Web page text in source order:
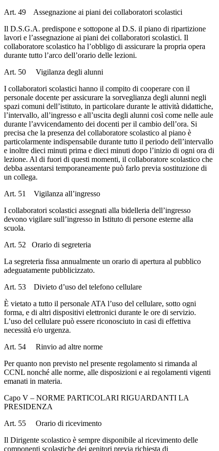
Art. 49 Assegnazione ai piani dei collaboratori scolastici
Il D.S.G.A. predispone e sottopone al D.S. il piano di ripartizione
lavori e l’assegnazione ai piani dei collaboratori scolastici. Il
collaboratore scolastico ha l’obbligo di assicurare la propria opera
durante tutto l’arco dell’orario delle lezioni.
Art. 50 Vigilanza degli alunni
I collaboratori scolastici hanno il compito di cooperare con il
personale docente per assicurare la sorveglianza degli alunni negli
spazi comuni dell’istituto, in particolare durante le attività didattiche,
l’intervallo, all’ingresso e all’uscita degli alunni così come nelle aule
durante l’avvicendamento dei docenti per il cambio dell’ora. Si
precisa che la presenza del collaboratore scolastico al piano è
particolarmente indispensabile durante tutto il periodo dell’intervallo
e inoltre dieci minuti prima e dieci minuti dopo l’inizio di ogni ora di
lezione. Al di fuori di questi momenti, il collaboratore scolastico che
debba assentarsi temporaneamente può farlo previa sostituzione di
un collega.
Art. 51 Vigilanza all’ingresso
I collaboratori scolastici assegnati alla bidelleria dell’ingresso
devono vigilare sull’ingresso in Istituto di persone esterne alla
scuola.
Art. 52 Orario di segreteria
La segreteria fissa annualmente un orario di apertura al pubblico
adeguatamente pubblicizzato.
Art. 53 Divieto d’uso del telefono cellulare
È vietato a tutto il personale ATA l’uso del cellulare, sotto ogni
forma, e di altri dispositivi elettronici durante le ore di servizio.
L’uso del cellulare può essere riconosciuto in casi di effettiva
necessità e/o urgenza.
Art. 54 Rinvio ad altre norme
Per quanto non previsto nel presente regolamento si rimanda al
CCNL nonché alle norme, alle disposizioni e ai regolamenti vigenti
emanati in materia.
Capo V – NORME PARTICOLARI RIGUARDANTI LA
PRESIDENZA
Art. 55 Orario di ricevimento
Il Dirigente scolastico è sempre disponibile al ricevimento delle
componenti scolastiche dei genitori previa richiesta di